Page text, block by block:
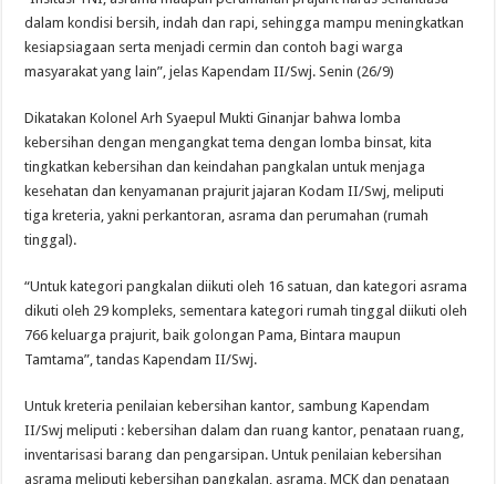
dalam kondisi bersih, indah dan rapi, sehingga mampu meningkatkan
kesiapsiagaan serta menjadi cermin dan contoh bagi warga
masyarakat yang lain”, jelas Kapendam II/Swj. Senin (26/9)
Dikatakan Kolonel Arh Syaepul Mukti Ginanjar bahwa lomba
kebersihan dengan mengangkat tema dengan lomba binsat, kita
tingkatkan kebersihan dan keindahan pangkalan untuk menjaga
kesehatan dan kenyamanan prajurit jajaran Kodam II/Swj, meliputi
tiga kreteria, yakni perkantoran, asrama dan perumahan (rumah
tinggal).
“Untuk kategori pangkalan diikuti oleh 16 satuan, dan kategori asrama
dikuti oleh 29 kompleks, sementara kategori rumah tinggal diikuti oleh
766 keluarga prajurit, baik golongan Pama, Bintara maupun
Tamtama”, tandas Kapendam II/Swj.
Untuk kreteria penilaian kebersihan kantor, sambung Kapendam
II/Swj meliputi : kebersihan dalam dan ruang kantor, penataan ruang,
inventarisasi barang dan pengarsipan. Untuk penilaian kebersihan
asrama meliputi kebersihan pangkalan, asrama, MCK dan penataan